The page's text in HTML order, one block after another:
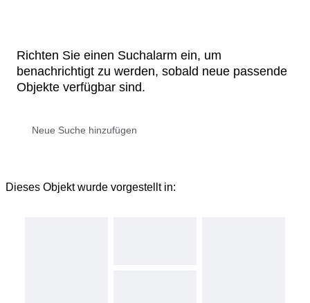
Richten Sie einen Suchalarm ein, um
benachrichtigt zu werden, sobald neue passende
Objekte verfügbar sind.
Dieses Objekt wurde vorgestellt in: